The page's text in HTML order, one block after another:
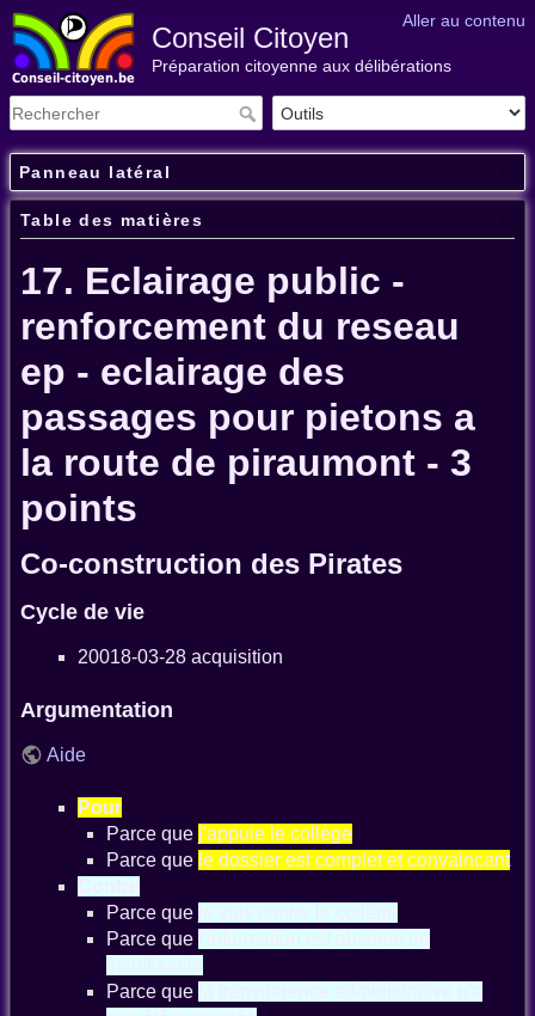
Aller au contenu
Conseil Citoyen
Préparation citoyenne aux délibérations
Panneau latéral
Table des matières
17. Eclairage public -
renforcement du reseau
ep - eclairage des
passages pour pietons a
la route de piraumont - 3
points
Co-construction des Pirates
Cycle de vie
20018-03-28 acquisition
Argumentation
Aide
Pour
Parce que j'appuie le collège
Parce que le dossier est complet et convaincant
Parce que
Parce que
Parce que